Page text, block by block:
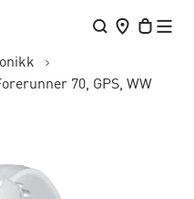
70, GPS, WW